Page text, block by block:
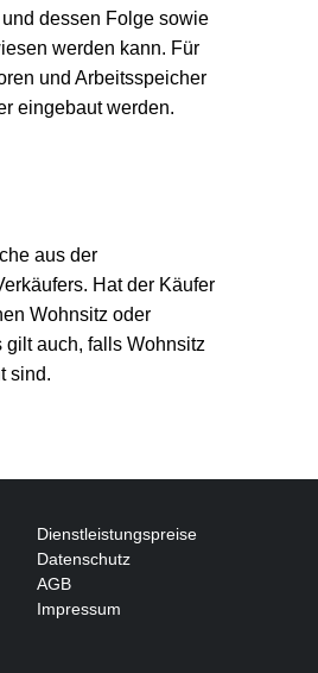
dessen Folge sowie
werden kann. Für
und Arbeitsspeicher
eingebaut werden.
aus der
Hat der Käufer
Wohnsitz oder
auch, falls Wohnsitz
sind.
Dienstleistungspreise
Datenschutz
AGB
Impressum